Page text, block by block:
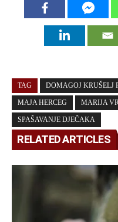
TAG DOMAGOJ KRUŠELJ
MAJA HERCEG MARIJA
SPAŠAVANJE DJEČAKA
RELATED ARTICLES